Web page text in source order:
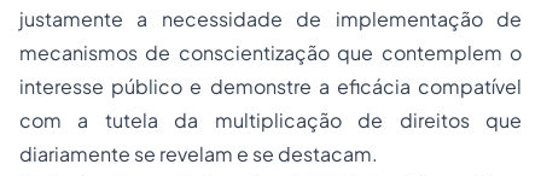
justamente a necessidade de implementação de
mecanismos de conscientização que contemplem o
interesse público e demonstre a eficácia compatível
com a tutela da multiplicação de direitos que
diariamente se revelam e se destacam.